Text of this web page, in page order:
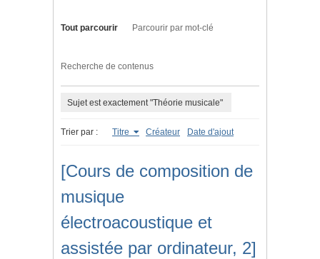
Tout parcourir Parcourir par mot-clé
Recherche de contenus
Sujet est exactement "Théorie musicale"
Trier par : Titre Créateur Date d'ajout
[Cours de composition de
musique
électroacoustique et
assistée par ordinateur, 2]